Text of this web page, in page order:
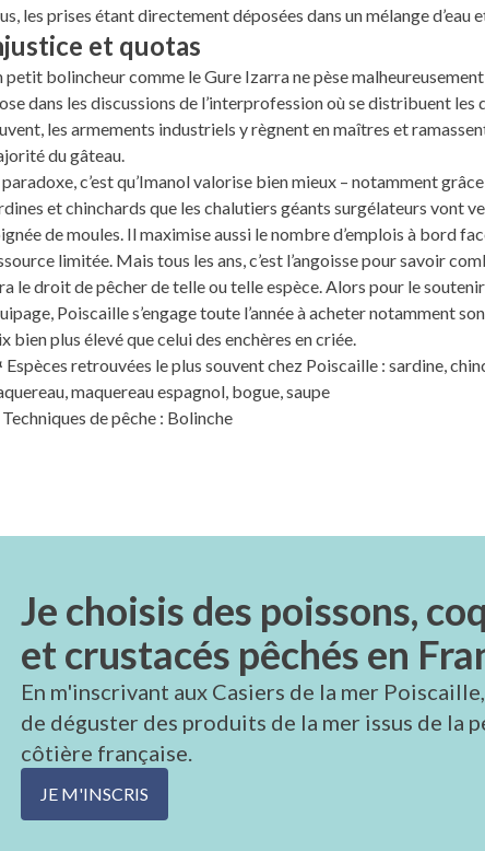
les prises étant directement déposées dans un mélange d’eau
et quotas
petit bolincheur comme le Gure Izarra ne pèse
dans les discussions de l’interprofession où se distribuent les
les armements industriels y règnent en maîtres et
du gâteau.
paradoxe, c’est qu’Imanol valorise bien mieux – notamment
et chinchards que les chalutiers géants surgélateurs vont
de moules. Il maximise aussi le nombre d’emplois à bord
limitée. Mais tous les ans, c’est l’angoisse pour savoir
le droit de pêcher de telle ou telle espèce. Alors pour le
Poiscaille s’engage toute l’année à acheter notamment
bien plus élevé que celui des enchères en criée.
retrouvées le plus souvent chez Poiscaille : sardine,
maquereau espagnol, bogue, saupe
de pêche : Bolinche
Je choisis des poissons,
et crustacés pêchés en
En m'inscrivant aux Casiers de la mer
de déguster des produits de la mer issus de la
côtière française.
JE M'INSCRIS